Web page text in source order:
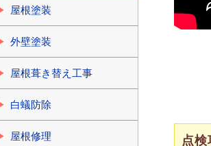
点検
屋根塗装
外壁塗装
屋根葺き替え工事
白蟻防除
屋根修理